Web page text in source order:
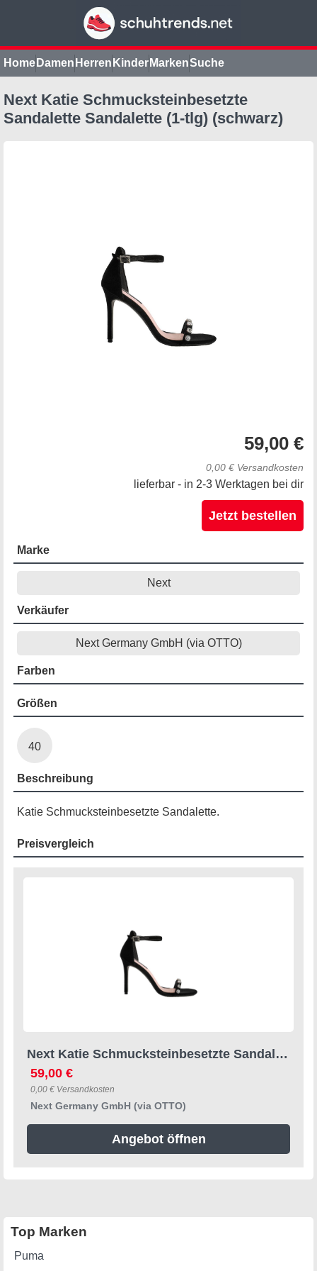
Home Damen Herren Kinder MarkenSuche
Next Katie Schmucksteinbesetzte
Sandalette Sandalette (1-tlg) (schwarz)
59,00 €
0,00 € Versandkosten
lieferbar - in 2-3 Werktagen bei dir
Jetzt bestellen
Marke
Next
Verkäufer
Next Germany GmbH (via OTTO)
Farben
Größen
40
Beschreibung
Katie Schmucksteinbesetzte Sandalette.
Preisvergleich
Next Katie Schmucksteinbesetzte Sandalette Sandalette (1-tlg)
59,00 €
0,00 € Versandkosten
Next Germany GmbH (via OTTO)
Angebot öffnen
Top Marken
Puma